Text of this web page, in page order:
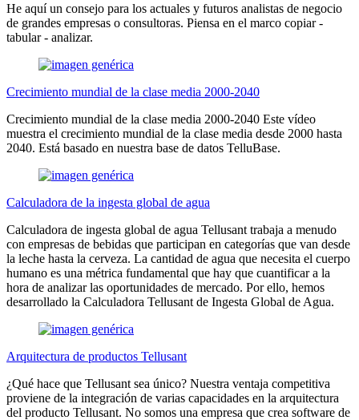
He aquí un consejo para los actuales y futuros analistas de negocio
de grandes empresas o consultoras. Piensa en el marco copiar -
tabular - analizar.
Crecimiento mundial de la clase media 2000-2040
Crecimiento mundial de la clase media 2000-2040 Este vídeo
muestra el crecimiento mundial de la clase media desde 2000 hasta
2040. Está basado en nuestra base de datos TelluBase.
Calculadora de la ingesta global de agua
Calculadora de ingesta global de agua Tellusant trabaja a menudo
con empresas de bebidas que participan en categorías que van desde
la leche hasta la cerveza. La cantidad de agua que necesita el cuerpo
humano es una métrica fundamental que hay que cuantificar a la
hora de analizar las oportunidades de mercado. Por ello, hemos
desarrollado la Calculadora Tellusant de Ingesta Global de Agua.
Arquitectura de productos Tellusant
¿Qué hace que Tellusant sea único? Nuestra ventaja competitiva
proviene de la integración de varias capacidades en la arquitectura
del producto Tellusant. No somos una empresa que crea software de